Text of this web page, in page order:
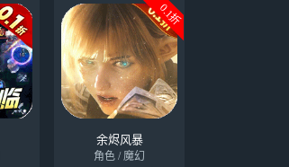
0.1折
余烬风暴
角色 / 魔幻